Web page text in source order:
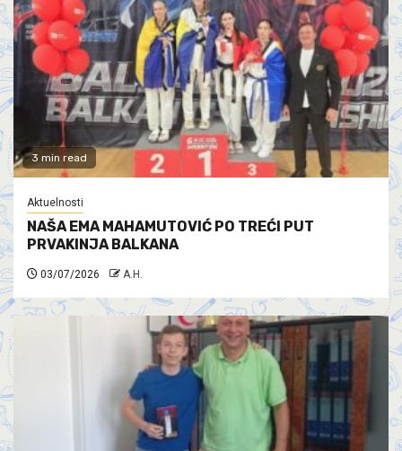
3 min read
Aktuelnosti
NAŠA EMA MAHAMUTOVIĆ PO TREĆI PUT
PRVAKINJA BALKANA
03/07/2026 A.H.